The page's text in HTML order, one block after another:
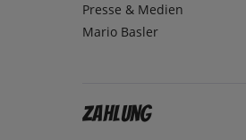
Presse & Medien
Mario Basler
Zahlung